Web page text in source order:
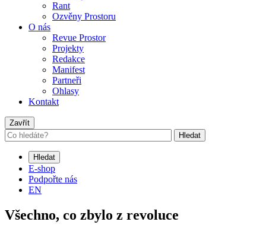
Rant
Ozvěny Prostoru
O nás
Revue Prostor
Projekty
Redakce
Manifest
Partneři
Ohlasy
Kontakt
Zavřít
Hledat
Hledat
E-shop
Podpořte nás
EN
Všechno, co zbylo z revoluce